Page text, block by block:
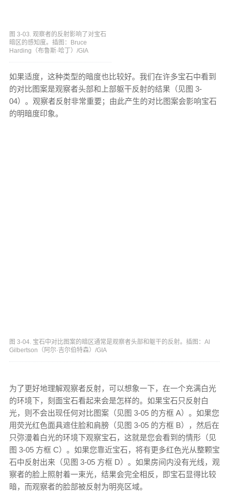
图 3-03. 观察者的反射影响了对宝石
暗区的感知度。插图：Bruce
Harding（布鲁斯·哈丁）/GIA
如果适度，这种类型的暗度也比较好。我们在许多宝石中看到
的对比图案是观察者头部和上部躯干反射的结果（见图 3-
04）。观察者反射非常重要；由此产生的对比图案会影响宝石
的明暗度印象。
图 3-04. 宝石中对比图案的暗区通常是观察者头部和躯干的反射。插图：Al
Gilbertson（阿尔·吉尔伯特森）/GIA
为了更好地理解观察者反射，可以想象一下，在一个充满白光
的环境下，刻面宝石看起来会是怎样的。如果宝石只反射白
光，则不会出现任何对比图案（见图 3-05 的方框 A）。如果您
用荧光红色面具遮住脸和肩膀（见图 3-05 的方框 B），然后在
只弥漫着白光的环境下观察宝石，这就是您会看到的情形（见
图 3-05 方框 C）。如果您靠近宝石，将有更多红色光从整颗宝
石中反射出来（见图 3-05 方框 D）。如果房间内没有光线，观
察者的脸上照射着一束光，结果会完全相反，即宝石显得比较
暗，而观察者的脸部被反射为明亮区域。